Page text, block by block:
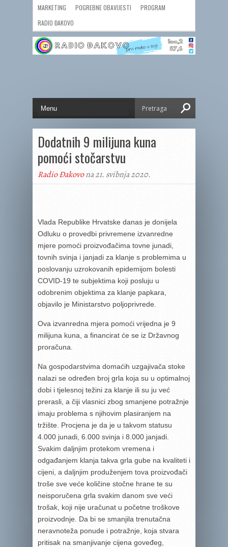
MARKETING POGREBNE OBAVIJESTI
PROGRAM
RADIO ĐAKOVO
Dodatnih 9 milijuna kuna
pomoći stočarstvu
Radio Đakovona 21. svibnja 2020.
Vlada Republike Hrvatske danas je donijela
Odluku o provedbi privremene izvanredne
mjere pomoći proizvođačima tovne junadi,
tovnih svinja i janjadi za klanje s problemima u
poslovanju uzrokovanih epidemijom bolesti
COVID-19 te subjektima koji posluju u
odobrenim objektima za klanje papkara,
objavilo je Ministarstvo poljoprivrede.
Ova izvanredna mjera pomoći vrijedna je 9
milijuna kuna, a financirat će se iz Državnog
proračuna.
Na gospodarstvima domaćih uzgajivača stoke
nalazi se određen broj grla koja su u optimalnoj
dobi i tjelesnoj težini za klanje ili su ju već
prerasli, a čiji vlasnici zbog smanjene potražnje
imaju problema s njihovim plasiranjem na
tržište. Procjena je da je u takvom statusu
4.000 junadi, 6.000 svinja i 8.000 janjadi.
Svakim daljnjim protekom vremena i
odgađanjem klanja takva grla gube na kvaliteti i
cijeni, a daljnjim produženjem tova proizvođači
troše sve veće količine stočne hrane te su
neisporučena grla svakim danom sve veći
trošak, koji nije uračunat u početne troškove
proizvodnje. Da bi se smanjila trenutačna
neravnoteža ponude i potražnje, koja stvara
pritisak na smanjivanje cijena goveđeg,